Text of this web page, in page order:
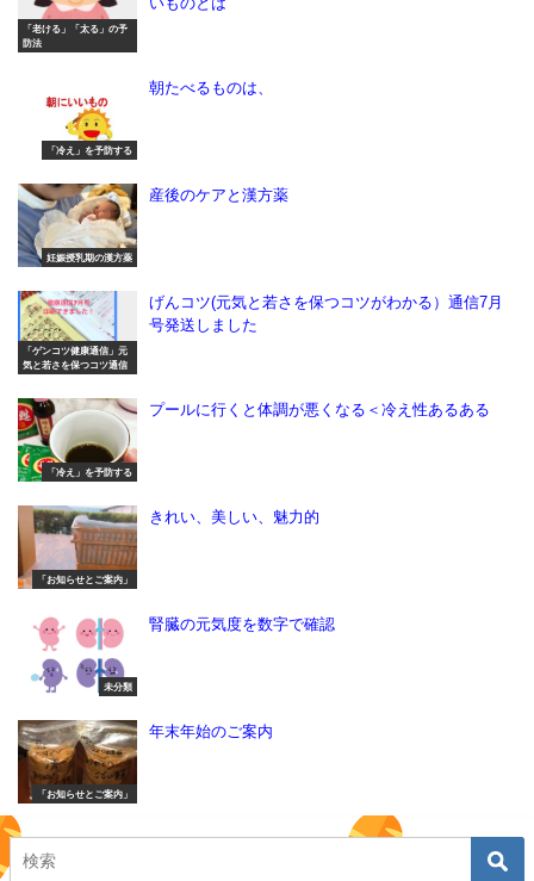
「老ける」「太る」の予
防法
いものとは
「冷え」を予防する
朝たべるものは、
妊娠授乳期の漢方薬
産後のケアと漢方薬
「ゲンコツ健康通信」元
気と若さを保つコツ通信
げんコツ(元気と若さを保つコツがわかる）通信7月
号発送しました
「冷え」を予防する
プールに行くと体調が悪くなる＜冷え性あるある
「お知らせとご案内」
きれい、美しい、魅力的
未分類
腎臓の元気度を数字で確認
「お知らせとご案内」
年末年始のご案内